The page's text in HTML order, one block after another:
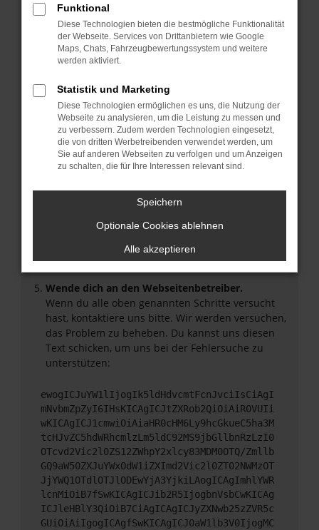
Internetverbindung.
Laden andere Webseiten, zum Beispiel deine
Suchmaschine?
Prüfe deine Browsererweiterungen.
das Laden bestimmter Seiten verhindern.
Funktioniert die Seite in einem anderen Browser
oder in einem privaten Fenster?
Starte dein Gerät neu.
Das kann manchmal helfen, vorübergehende
Probleme zu beheben.
Stelle sicher, dass dein Browser und dein
Betriebssystem auf dem neuesten Stand sind.
Veraltete Software birgt nicht nur ein
dass bestimmte Funktionen nicht mehr
Wende dich an den Webseitenbetreiber.
Wenn du alle oben genannten Schritte versucht
hast, kontaktiere uns bitte. Wir werden versuchen,
das Problem zu beheben. Du kannst uns diesen
Text schicken, um uns bei der Fehlersuche zu
unterstützen:
ewogICJuYW1lIjogIk5ldHdvcmtFcnJvciIsCiAgI
mNvbmZpZyI6IHsKICAgICJtZXRob2QiOiAiR0VUIi
wKICAgICJ1cmwiOiAiaHR0cHM6Ly9hcGkueC5ha3M
tcHJvZC5hdWRhcmlzLm5ldC92MS9jbGllbnRzLzI0
OTcvd2Vic2l0ZS12ZWhpY2xlcy83MDM0OTQ/Zmllb
GQ9aW50ZXJuYWxOdW1iZXImd2Vic2l0ZT02NWMzOT
JjYWQ1OTdlOTJlODEwYjA3YjkiLAogICAgImhlYWR
lcnMiOiB7fSwKICAgICJib2R5IjogbnVsbCwKICAg
ICJleHBlY3QiOiB7CiAgICAgICJyZXNwb25zZVR5c
GUiOiAiIgogICAgfSwKICAgICJ0aW1lb3V0IjogMC
Funktional
Diese Technologien bieten die bestmögliche Funktionalität
der Webseite. Services von Drittanbietern wie Google
Maps, Chats, Fahrzeugbewertungssystem und weitere
werden aktiviert.
Statistik und Marketing
Diese Technologien ermöglichen es uns, die Nutzung der
Webseite zu analysieren, um die Leistung zu messen und
zu verbessern. Zudem werden Technologien eingesetzt,
die von dritten Werbetreibenden verwendet werden, um
Sie auf anderen Webseiten zu verfolgen und um Anzeigen
zu schalten, die für Ihre Interessen relevant sind.
Speichern
Optionale Cookies ablehnen
Alle akzeptieren